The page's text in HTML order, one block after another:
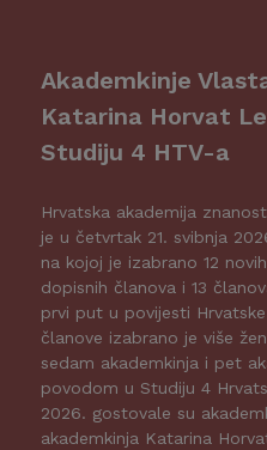
Akademkinje
Katarina Horvat
Studiju 4 HTV-a
Hrvatska akademija
je u četvrtak 21. svibnja
na kojoj je izabrano 12
dopisnih članova i 13
prvi put u povijesti
članove izabrano je više
sedam akademkinja i pet
povodom u Studiju 4
2026. gostovale su
akademkinja Katarina